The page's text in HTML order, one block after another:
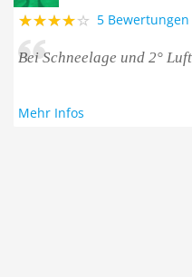
5 Bewertungen
Bei Schneelage und 2°
Mehr Infos